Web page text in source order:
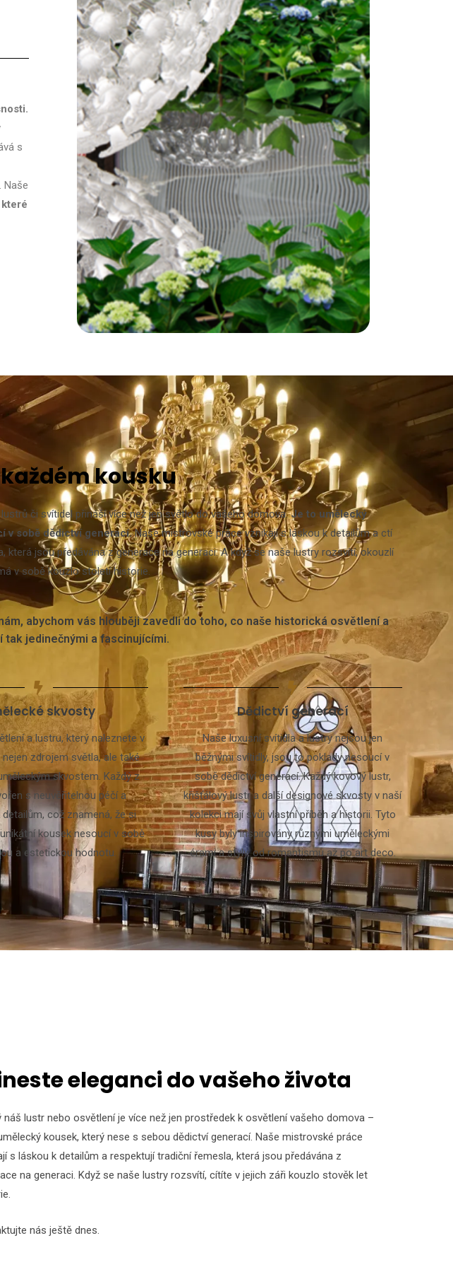
s
Naše
kousku
či svítidel přináší více než jen světlo do vašeho domova.Je to umělecký
v sobě dědictví generací.Naše mistrovské práce vznikají s láskou k detailům a ctí
která jsou předávána z generace na generaci. A když se naše lustry rozsvítí, okouzlí
v sobě kouzlo století historie.
abychom vás hlouběji zavedli do toho, co naše historická osvětlení a
tak jedinečnými a fascinujícími.
skvosty
a lustru, který naleznete v
nejen zdrojem světla, ale také
skvostem. Každý z
s neuvěřitelnou péčí a
což znamená, že si
kousek nesoucí v sobě
a estetickou hodnotu.
Dědictví generací
Naše luxusní svítidla a lustry nejsou jen
běžnými svítidly, jsou to poklady nesoucí v
sobě dědictví generací. Každý kovový lustr,
křišťálový lustr a další designové skvosty v naší
kolekci mají svůj vlastní příběh a historii. Tyto
kusy byly inspirovány různými uměleckými
érami a styly, od romantismu až po art deco.
eleganci do vašeho života
náš lustr nebo osvětlení je více než jen prostředek k osvětlení vašeho domova –
kousek, který nese s sebou dědictví generací. Naše mistrovské práce
s láskou k detailům a respektují tradiční řemesla, která jsou předávána z
na generaci. Když se naše lustry rozsvítí, cítíte v jejich záři kouzlo stověk let
nás ještě dnes.